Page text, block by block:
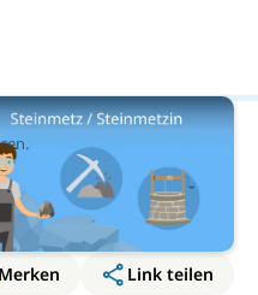
Merken
Link teilen